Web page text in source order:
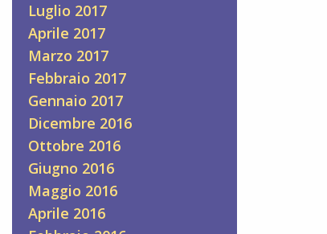
Luglio 2017
Aprile 2017
Marzo 2017
Febbraio 2017
Gennaio 2017
Dicembre 2016
Ottobre 2016
Giugno 2016
Maggio 2016
Aprile 2016